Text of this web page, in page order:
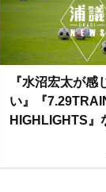
『水沼宏太が感
い』『
HIGHLIGHTS』